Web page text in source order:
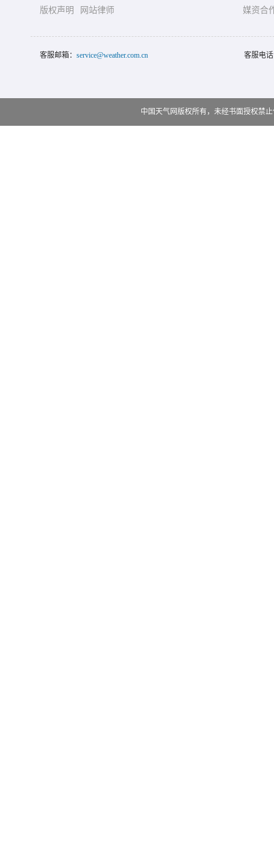
版权声明
网站律师
媒资合
客服邮箱： service@weather.com.cn 客服电
中国天气网版权所有，未经书面授权